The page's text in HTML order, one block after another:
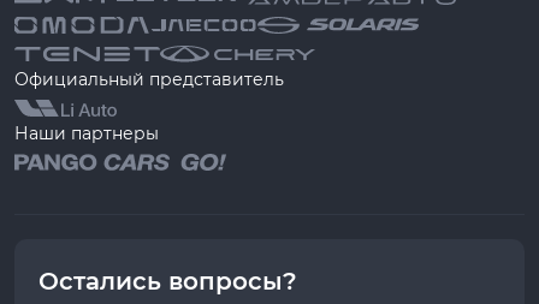
Официальный представитель
Наши партнеры
Остались вопросы?